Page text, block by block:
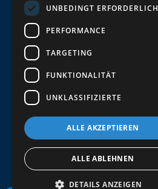
erste Bestellung.
Deine Email
Abschicken
UNBEDINGT ERFORDERLICH
PERFORMANCE
TARGETING
FUNKTIONALITÄT
UNKLASSIFIZIERTE
ALLE AKZEPTIEREN
ALLE ABLEHNEN
DETAILS ANZEIGEN